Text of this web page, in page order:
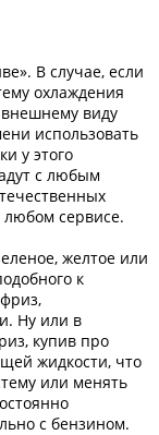
В случае, если
охлаждения
виду
использовать
у этого
с любым
любом сервисе.
желтое или
к
Ну или в
купив про
жидкости, что
или менять
с бензином.